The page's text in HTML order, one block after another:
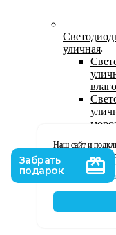
уличная
220В
Наш сайт и
числе, Яндекс
использование